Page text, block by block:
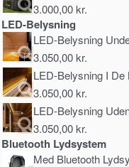
3.000,00kr.
LED-Belysning
LED-Belysning
3.050,00kr.
LED-Belysning I De
3.050,00kr.
LED-Belysning
3.050,00kr.
Bluetooth Lydsystem
Med Bluetooth